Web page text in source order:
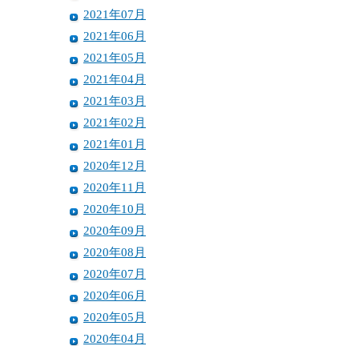
2021年07月
2021年06月
2021年05月
2021年04月
2021年03月
2021年02月
2021年01月
2020年12月
2020年11月
2020年10月
2020年09月
2020年08月
2020年07月
2020年06月
2020年05月
2020年04月